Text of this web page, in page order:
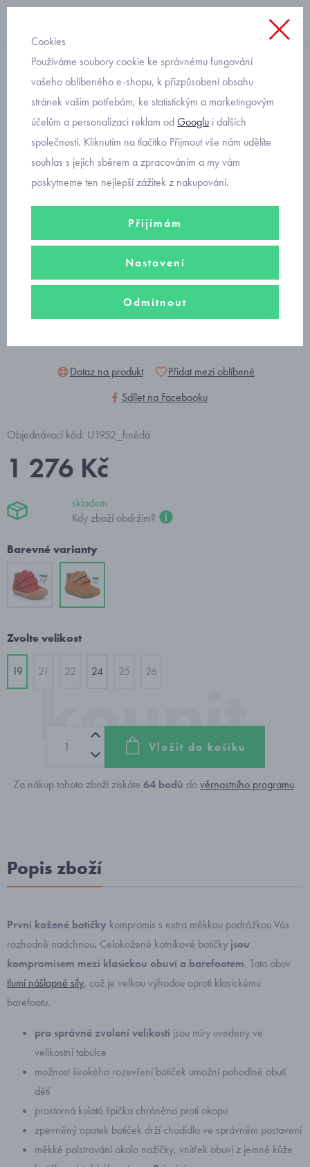
chlapecké
Primigi 4907500 kotníkové
kožené boty
Dotaz na produkt
Přidat mezi oblíbené
Sdílet na Facebooku
Objednávací kód: U1952_hnědá
1 276 Kč
skladem
Kdy zboží obdržím?
Barevné varianty
Zvolte velikost
19 21 22 24 25 26
Vložit do košíku
Za nákup tohoto zboží získáte 64 bodů dověrnostního programu.
Popis zboží
První kožené botičky kompromis s extra měkkou podrážkou Vás
rozhodně nadchnou. Celokožené kotníkové botičky jsou
kompromisem mezi klasickou obuví a barefootem. Tato obuv
tlumí nášlapné síly, což je velkou výhodou oproti klasickému
barefootu.
pro správné zvolení velikosti jsou míry uvedeny ve
velikostní tabulce
možnost širokého rozevření botiček umožní pohodlné obutí
dětí
prostorná kulatá špička chráněna proti okopu
zpevněný opatek botiček drží chodidlo ve správném postavení
měkké polstrování okolo nožičky, vnitřek obuvi z jemné kůže
Cookies
Používáme soubory cookie ke správnému fungování
vašeho oblíbeného e-shopu, k přizpůsobení obsahu
stránek vašim potřebám, ke statistickým a marketingovým
účelům a personalizaci reklam odGooglu i dalších
společností. Kliknutím na tlačítko Přijmout vše nám udělíte
souhlas s jejich sběrem a zpracováním a my vám
poskytneme ten nejlepší zážitek z nakupování.
Přijímám
Nastavení
Odmítnout